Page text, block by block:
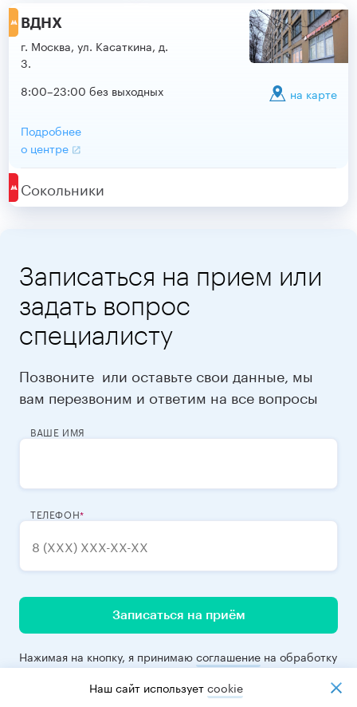
ВДНХ
г. Москва, ул. Касаткина, д.
3.
на карте
8:00–23:00 без выходных
Подробнее
о центре
Сокольники
Записаться на прием или
задать вопрос
специалисту
Позвоните или оставьте свои данные, мы
вам перезвоним и ответим на все вопросы
ВАШЕ ИМЯ
ТЕЛЕФОН
Записаться на приём
Нажимая на кнопку, я принимаюсоглашение на обработку
моих данных
Наш сайт используетcookiе